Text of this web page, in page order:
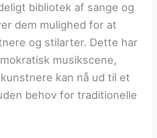
bibliotek af sange og
dem mulighed for at
og stilarter. Dette har
musikscene,
kan nå ud til et
behov for traditionelle